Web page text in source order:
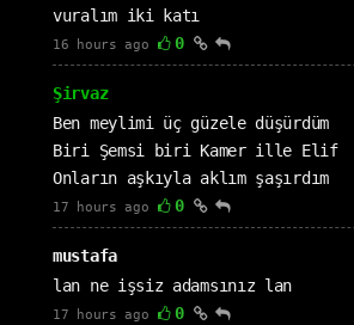
vuralım iki katı
16 hours ago 0
Şirvaz
Ben meylimi üç güzele düşürdüm
Biri Şemsi biri Kamer ille Elif
Onların aşkıyla aklım şaşırdım
17 hours ago 0
mustafa
lan ne işsiz adamsınız lan
17 hours ago 0